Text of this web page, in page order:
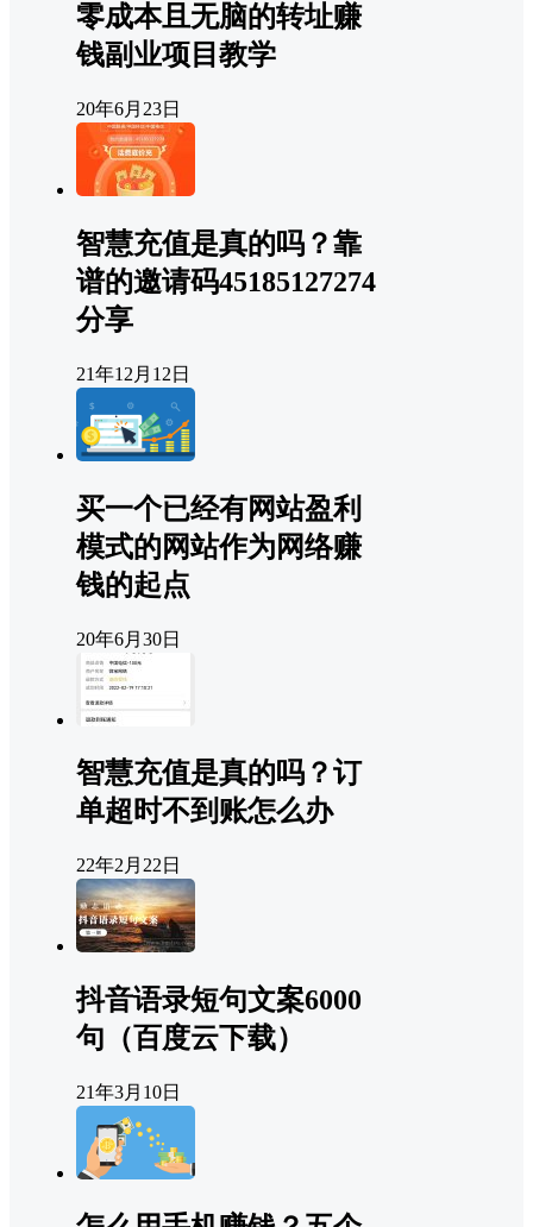
零成本且无脑的转址赚
钱副业项目教学
20年6月23日
智慧充值是真的吗？靠
谱的邀请码45185127274
分享
21年12月12日
买一个已经有网站盈利
模式的网站作为网络赚
钱的起点
20年6月30日
智慧充值是真的吗？订
单超时不到账怎么办
22年2月22日
抖音语录短句文案6000
句（百度云下载）
21年3月10日